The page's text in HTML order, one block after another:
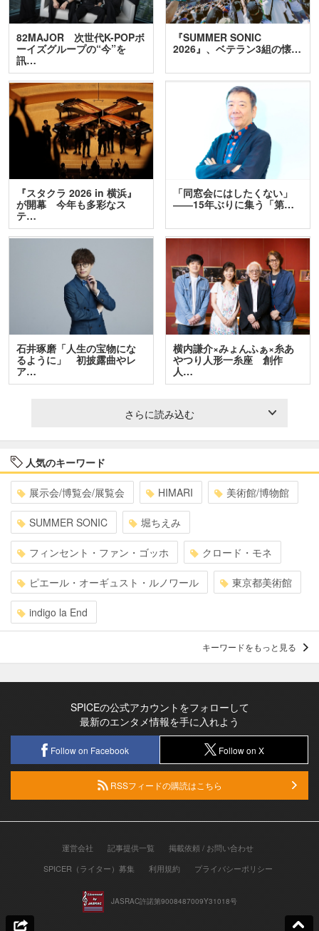
82MAJOR 次世代K-POPボ
ーイズグループの“今”を
訊…
『SUMMER SONIC
2026』、ベテラン3組の懐…
『スタクラ 2026 in 横浜』
が開幕 今年も多彩なス
テ…
「同窓会にはしたくない」
――15年ぶりに集う「第…
石井琢磨「人生の宝物にな
るように」 初披露曲やレ
ア…
横内謙介×みょんふぁ×糸あ
やつり人形一糸座 創作
人…
さらに読み込む
人気のキーワード
展示会/博覧会/展覧会 HIMARI 美術館/博物館
SUMMER SONIC 堀ちえみ
フィンセント・ファン・ゴッホ クロード・モネ
ピエール・オーギュスト・ルノワール 東京都美術館
indigo la End
キーワードをもっと見る
SPICEの公式アカウントをフォローして
最新のエンタメ情報を手に入れよう
Follow on Facebook Follow on X
RSSフィードの購読はこちら
運営会社 記事提供一覧
掲載依頼 / お問い合わせ
SPICER（ライター）募集
利用規約 プライバシーポリシー
JASRAC許諾第9008487009Y31018号